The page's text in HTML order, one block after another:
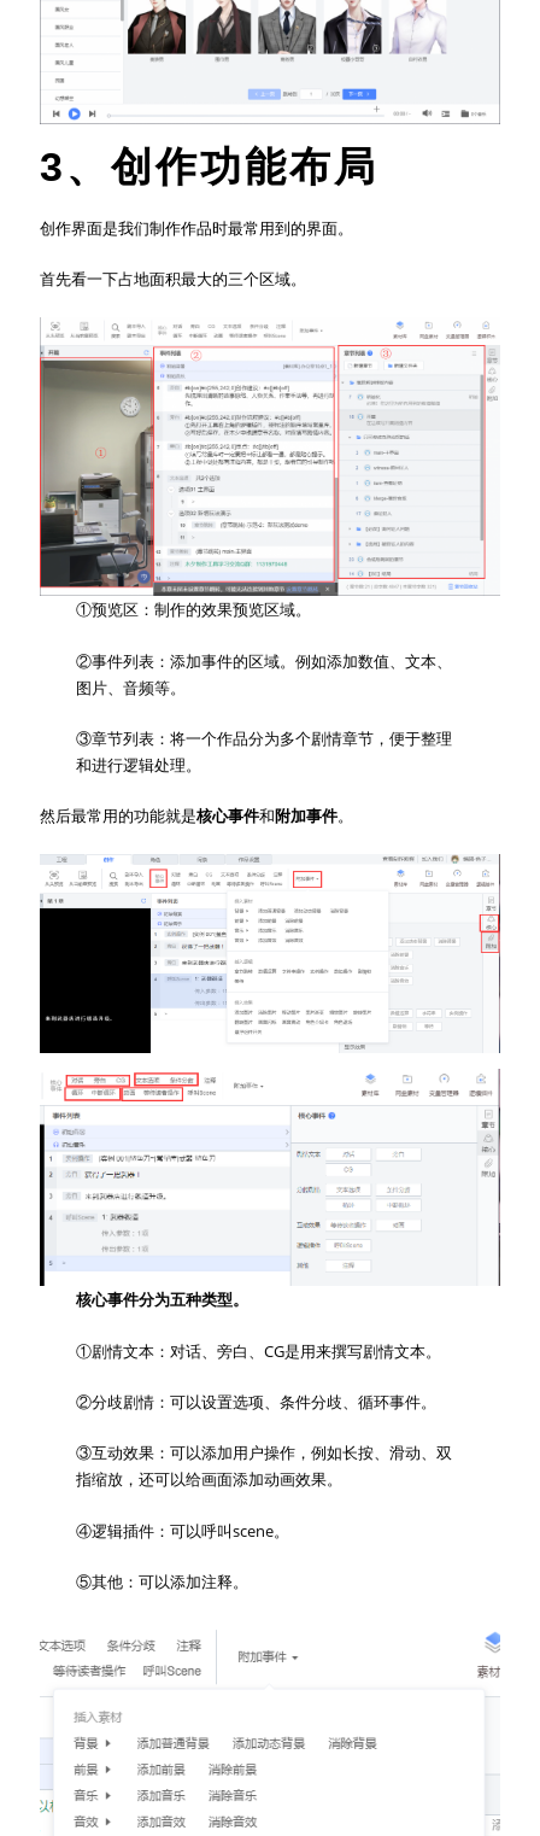
3、 创作功能布局
创作界面是我们制作作品时最常用到的界面。
首先看一下占地面积最大的三个区域。
①预览区：制作的效果预览区域。
②事件列表：添加事件的区域。例如添加数值、文本、
图片、音频等。
③章节列表：将一个作品分为多个剧情章节，便于整理
和进行逻辑处理。
然后最常用的功能就是核心事件和附加事件。
核心事件分为五种类型。
①剧情文本：对话、旁白、CG是用来撰写剧情文本。
②分歧剧情：可以设置选项、条件分歧、循环事件。
③互动效果：可以添加用户操作，例如长按、滑动、双
指缩放，还可以给画面添加动画效果。
④逻辑插件：可以呼叫scene。
⑤其他：可以添加注释。